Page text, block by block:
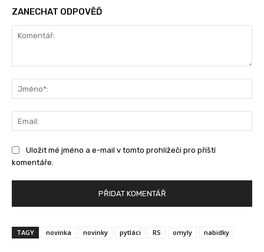
ZANECHAT ODPOVĚĎ
Uložit mé jméno a e-mail v tomto prohlížeči pro příští
komentáře.
TAGY novinka novinky pytláci RS omyly nabidky